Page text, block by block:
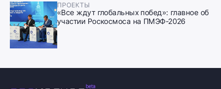
ПРОЕКТЫ
«Все ждут глобальных побед»: главное об
участии Роскосмоса на ПМЭФ-2026